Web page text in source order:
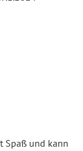
Spaß und kann